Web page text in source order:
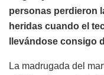
personas perdieron
heridas cuando el
llevándose consigo
La madrugada del